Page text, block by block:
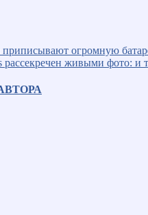
приписывают огромную
живыми фото: и